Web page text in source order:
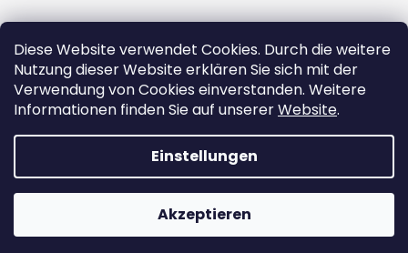
Diese Website verwendet Cookies. Durch die weitere
Nutzung dieser Website erklären Sie sich mit der
Verwendung von Cookies einverstanden. Weitere
Informationen finden Sie auf unsererWebsite.
Einstellungen
Akzeptieren
ekomazlicek.cz. Alle Rechte vorbehalten.